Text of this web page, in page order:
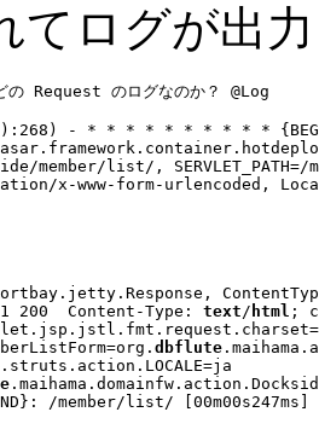
てログが出
の Request のログなのか？ @Log
- * * * * * * * * * *
member/list/, SERVLET_PATH=/
x-www-form-urlencoded,
200  Content-Type:
text / html ;
dbflute
: /member/list/ [00m00s247ms]